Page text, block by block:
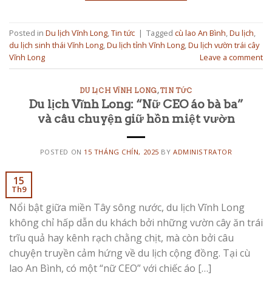
Posted in Du lịch Vĩnh Long,Tin tức | Tagged cù lao An Bình,Du lịch,
du lịch sinh thái Vĩnh Long,Du lịch tỉnh Vĩnh Long,Du lịch vườn trái cây
Vĩnh Long
Leave a comment
DU LỊCH VĨNH LONG,TIN TỨC
Du lịch Vĩnh Long: “Nữ CEO áo bà ba”
và câu chuyện giữ hồn miệt vườn
POSTED ON 15 THÁNG CHÍN, 2025 BYADMINISTRATOR
15
Th9
Nổi bật giữa miền Tây sông nước, du lịch Vĩnh Long
không chỉ hấp dẫn du khách bởi những vườn cây ăn trái
trĩu quả hay kênh rạch chằng chịt, mà còn bởi câu
chuyện truyền cảm hứng về du lịch cộng đồng. Tại cù
lao An Bình, có một “nữ CEO” với chiếc áo […]